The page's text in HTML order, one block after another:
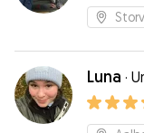
Luna ·